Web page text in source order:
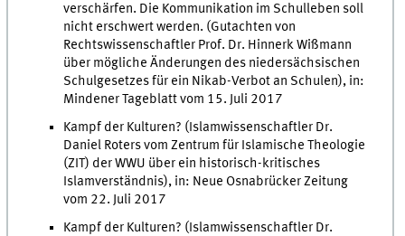
verschärfen. Die Kommunikation im Schulleben soll
nicht erschwert werden. (Gutachten von
Rechtswissenschaftler Prof. Dr. Hinnerk Wißmann
über mögliche Änderungen des niedersächsischen
Schulgesetzes für ein Nikab-Verbot an Schulen), in:
Mindener Tageblatt vom 15. Juli 2017
Kampf der Kulturen? (Islamwissenschaftler Dr.
Daniel Roters vom Zentrum für Islamische Theologie
(ZIT) der WWU über ein historisch-kritisches
Islamverständnis), in: Neue Osnabrücker Zeitung
vom 22. Juli 2017
Kampf der Kulturen? (Islamwissenschaftler Dr.